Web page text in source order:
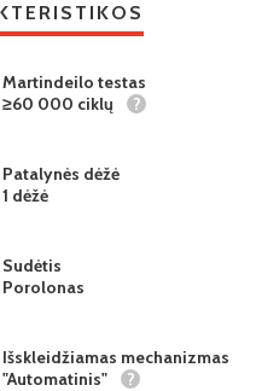
Martindeilo testas
≥60 000 ciklų
?
Patalynės dėžė
1 dėžė
Sudėtis
Porolonas
Išskleidžiamas mechanizmas
"Automatinis"
?